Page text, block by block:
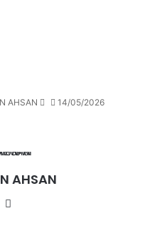
AHSAN
Send14/05/2026
AHSAN